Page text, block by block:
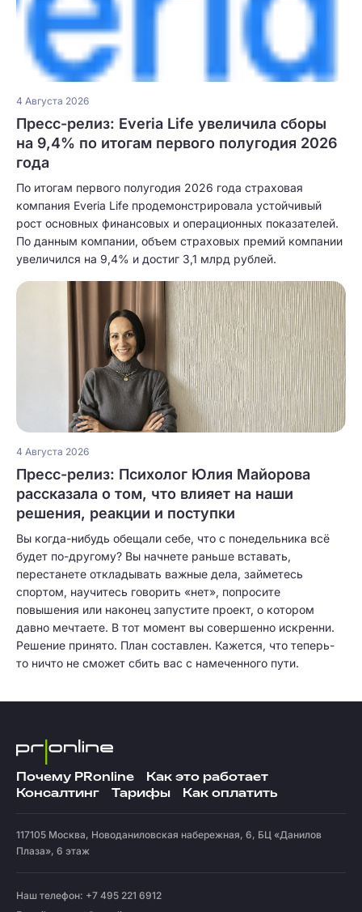
4 Августа 2026
Пресс-релиз: Everia Life увеличила сборы
на 9,4% по итогам первого полугодия 2026
года
По итогам первого полугодия 2026 года страховая
компания Everia Life продемонстрировала устойчивый
рост основных финансовых и операционных показателей.
По данным компании, объем страховых премий компании
увеличился на 9,4% и достиг 3,1 млрд рублей.
4 Августа 2026
Пресс-релиз: Психолог Юлия Майорова
рассказала о том, что влияет на наши
решения, реакции и поступки
Вы когда-нибудь обещали себе, что с понедельника всё
будет по-другому? Вы начнете раньше вставать,
перестанете откладывать важные дела, займетесь
спортом, научитесь говорить «нет», попросите
повышения или наконец запустите проект, о котором
давно мечтаете. В тот момент вы совершенно искренни.
Решение принято. План составлен. Кажется, что теперь-
то ничто не сможет сбить вас с намеченного пути.
Почему PRonline
Как это работает
Консалтинг
Тарифы Как оплатить
117105 Москва, Новоданиловская набережная, 6, БЦ «Данилов
Плаза», 6 этаж
Наш телефон: +7 495 221 6912